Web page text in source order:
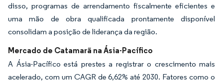
disso, programas de arrendamento fiscalmente eficientes e
uma mão de obra qualificada prontamente disponível
consolidam a posição de liderança da região.
Mercado de Catamarã na Ásia-Pacífico
A Ásia-Pacífico está prestes a registrar o crescimento mais
acelerado, com um CAGR de 6,62% até 2030. Fatores como o